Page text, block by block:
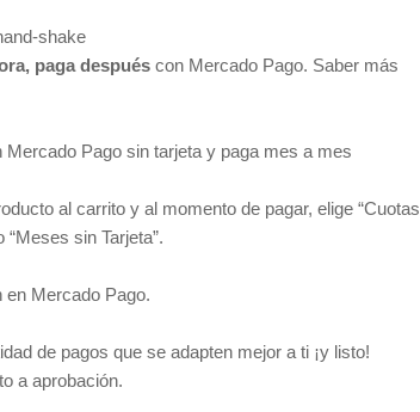
paga despuéscon Mercado Pago. Saber más
Mercado Pago sin tarjeta y paga mes a mes
al carrito y al momento de pagar, elige “Cuotas
“Meses sin Tarjeta”.
en Mercado Pago.
de pagos que se adapten mejor a ti ¡y listo!
a aprobación.